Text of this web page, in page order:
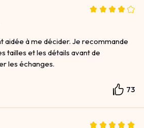
aidée à me décider. Je recommande
tailles et les détails avant de
les échanges.
73